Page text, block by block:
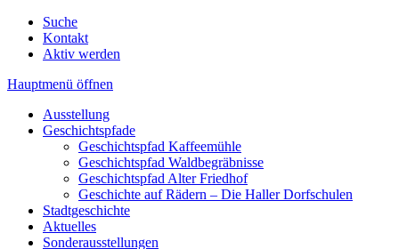
Suche
Kontakt
Aktiv werden
Hauptmenü öffnen
Ausstellung
Geschichtspfade
Geschichtspfad Kaffeemühle
Geschichtspfad Waldbegräbnisse
Geschichtspfad Alter Friedhof
Geschichte auf Rädern – Die Haller Dorfschulen
Stadtgeschichte
Aktuelles
Sonderausstellungen